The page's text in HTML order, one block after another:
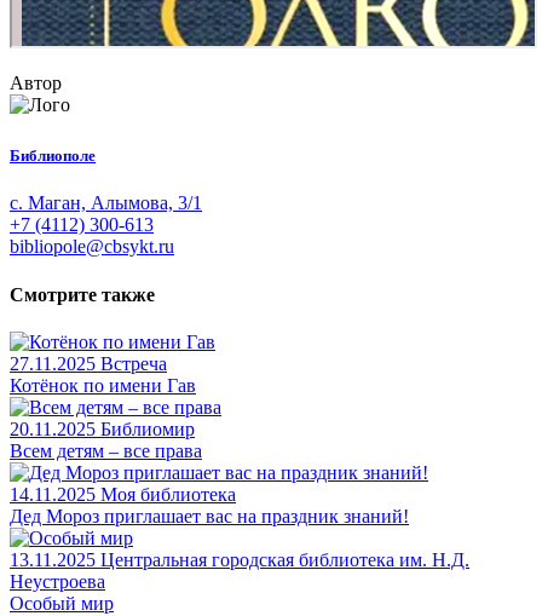
Автор
Библиополе
с. Маган, Алымова, 3/1
+7 (4112) 300-613
bibliopole@cbsykt.ru
Смотрите также
27.11.2025 Встреча
Котёнок по имени Гав
20.11.2025 Библиомир
Всем детям – все права
14.11.2025 Моя библиотека
Дед Мороз приглашает вас на праздник знаний!
13.11.2025 Центральная городская библиотека им. Н.Д.
Неустроева
Особый мир